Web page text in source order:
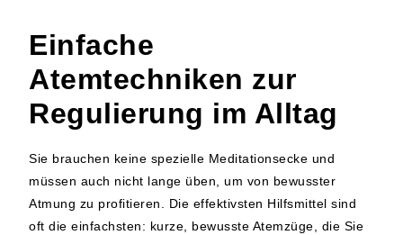
Einfache
Atemtechniken zur
Regulierung im Alltag
Sie brauchen keine spezielle Meditationsecke und
müssen auch nicht lange üben, um von bewusster
Atmung zu profitieren. Die effektivsten Hilfsmittel sind
oft die einfachsten: kurze, bewusste Atemzüge, die Sie